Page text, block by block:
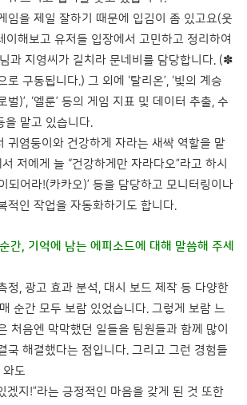
임을 제일 잘하기 때문에 입김이 좀 있고요(웃
이해보고 유저들 입장에서 고민하고 정리하여
과 지영씨가 길치라 문네비를 담당합니다. (✽
구동됩니다.) 그 외에 ‘탈리온’, ‘빛의 계승
벌)’, ‘엘룬’ 등의 게임 지표 및 데이터 추출, 수
을 맡고 있습니다.
귀염둥이와 건강하게 자라는 새싹 역할을 맡
저에게 늘 “건강하게만 자라다오”라고 하시
이되어라!(카카오)’ 등을 담당하고 모니터링이나
적인 작업을 자동화하기도 합니다.
간, 기억에 남는 에피소드에 대해 말씀해 주세
정, 광고 효과 분석, 대시 보드 제작 등 다양한
순간 모두 보람 있었습니다. 그렇게 보람 느
처음엔 막막했던 일들을 팀원들과 함께 많이
국 해결했다는 점입니다. 그리고 그런 경험들
와도
겠지!”라는 긍정적인 마음을 갖게 된 것 또한